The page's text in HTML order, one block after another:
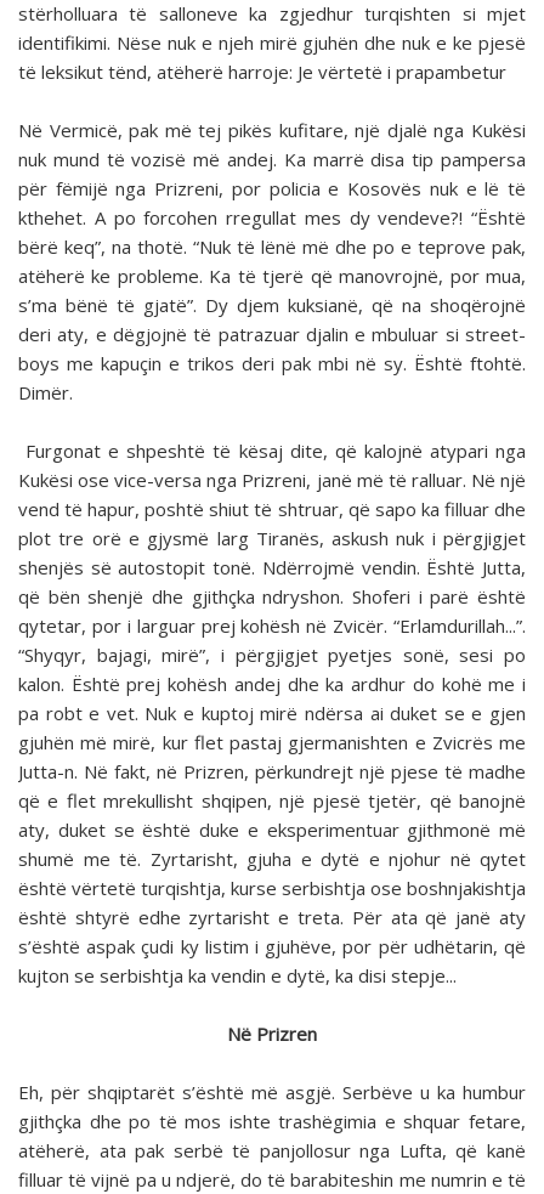
stërholluara të salloneve ka zgjedhur turqishten si mjet
identifikimi. Nëse nuk e njeh mirë gjuhën dhe nuk e ke pjesë
të leksikut tënd, atëherë harroje: Je vërtetë i prapambetur
Në Vermicë, pak më tej pikës kufitare, një djalë nga Kukësi
nuk mund të vozisë më andej. Ka marrë disa tip pampersa
për fëmijë nga Prizreni, por policia e Kosovës nuk e lë të
kthehet. A po forcohen rregullat mes dy vendeve?! “Është
bërë keq”, na thotë. “Nuk të lënë më dhe po e teprove pak,
atëherë ke probleme. Ka të tjerë që manovrojnë, por mua,
s’ma bënë të gjatë”. Dy djem kuksianë, që na shoqërojnë
deri aty, e dëgjojnë të patrazuar djalin e mbuluar si street-
boys me kapuçin e trikos deri pak mbi në sy. Është ftohtë.
Dimër.
Furgonat e shpeshtë të kësaj dite, që kalojnë atypari nga
Kukësi ose vice-versa nga Prizreni, janë më të ralluar. Në një
vend të hapur, poshtë shiut të shtruar, që sapo ka filluar dhe
plot tre orë e gjysmë larg Tiranës, askush nuk i përgjigjet
shenjës së autostopit tonë. Ndërrojmë vendin. Është Jutta,
që bën shenjë dhe gjithçka ndryshon. Shoferi i parë është
qytetar, por i larguar prej kohësh në Zvicër. “Erlamdurillah...”.
“Shyqyr, bajagi, mirë”, i përgjigjet pyetjes sonë, sesi po
kalon. Është prej kohësh andej dhe ka ardhur do kohë me i
pa robt e vet. Nuk e kuptoj mirë ndërsa ai duket se e gjen
gjuhën më mirë, kur flet pastaj gjermanishten e Zvicrës me
Jutta-n. Në fakt, në Prizren, përkundrejt një pjese të madhe
që e flet mrekullisht shqipen, një pjesë tjetër, që banojnë
aty, duket se është duke e eksperimentuar gjithmonë më
shumë me të. Zyrtarisht, gjuha e dytë e njohur në qytet
është vërtetë turqishtja, kurse serbishtja ose boshnjakishtja
është shtyrë edhe zyrtarisht e treta. Për ata që janë aty
s’është aspak çudi ky listim i gjuhëve, por për udhëtarin, që
kujton se serbishtja ka vendin e dytë, ka disi stepje...
Në Prizren
Eh, për shqiptarët s’është më asgjë. Serbëve u ka humbur
gjithçka dhe po të mos ishte trashëgimia e shquar fetare,
atëherë, ata pak serbë të panjollosur nga Lufta, që kanë
filluar të vijnë pa u ndjerë, do të barabiteshin me numrin e të